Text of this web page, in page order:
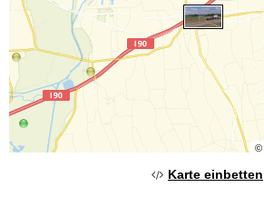
©
Karte einbetten